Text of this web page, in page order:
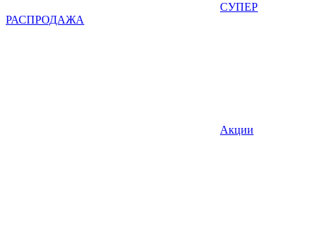
СУПЕР
РАСПРОДАЖА
Акции